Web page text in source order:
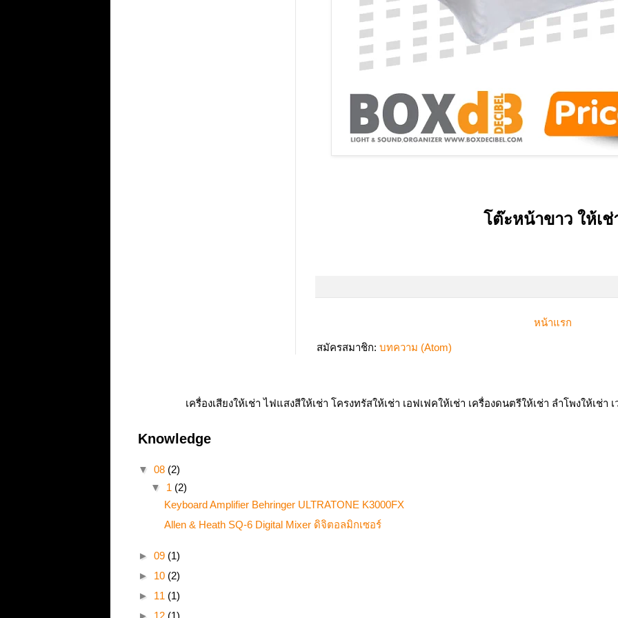
โต๊ะหน้าขาว ให้เช่
หน้าแรก
สมัครสมาชิก: บทความ (Atom)
เครื่องเสียงให้เช่า ไฟแสงสีให้เช่า โครงทรัสให้เช่า เอฟเฟคให้เช่า เครื่องดนตรีให้เช่า ลำโพงให้เช่า
Knowledge
▼ 08 (2)
▼ 1 (2)
Keyboard Amplifier Behringer ULTRATONE K3000FX
Allen & Heath SQ-6 Digital Mixer ดิจิตอลมิกเซอร์
► 09 (1)
► 10 (2)
► 11 (1)